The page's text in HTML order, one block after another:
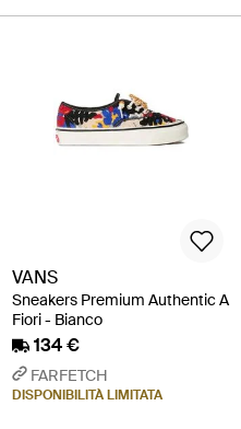
VANS
Sneakers Premium Authentic A
Fiori - Bianco
134 €
FARFETCH
DISPONIBILITÀ LIMITATA